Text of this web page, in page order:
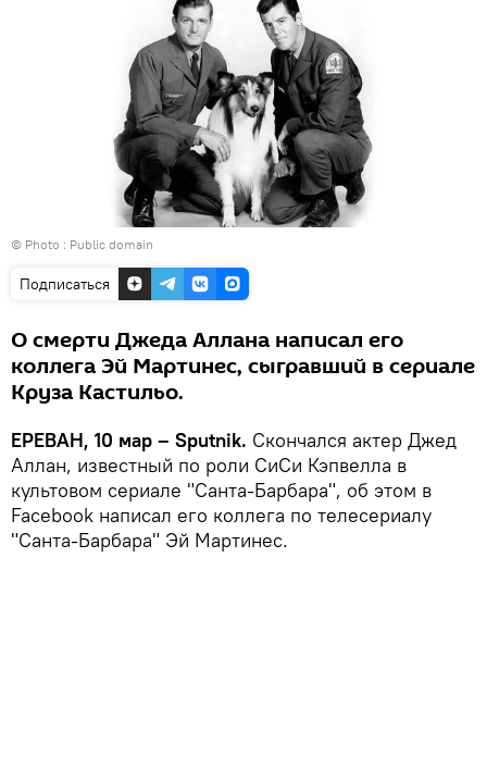
© Photo : Public domain
Подписаться
О смерти Джеда Аллана написал его
коллега Эй Мартинес, сыгравший в сериале
Круза Кастильо.
ЕРЕВАН, 10 мар – Sputnik. Скончался актер Джед
Аллан, известный по роли СиСи Кэпвелла в
культовом сериале "Санта-Барбара", об этом в
Facebook написал его коллега по телесериалу
"Санта-Барбара" Эй Мартинес.